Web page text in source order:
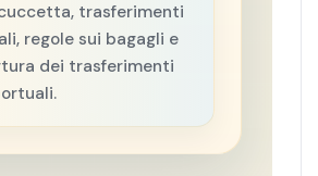
trasferimenti
regole sui bagagli e
dei trasferimenti